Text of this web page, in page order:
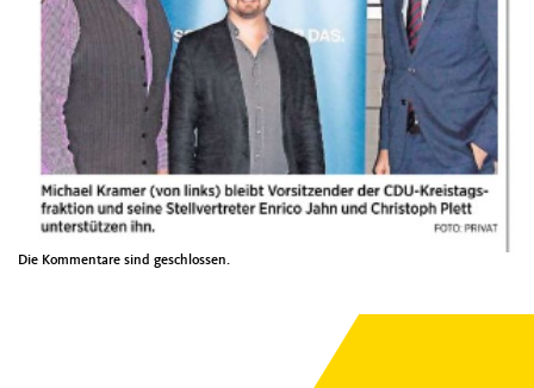
Die Kommentare sind geschlossen.